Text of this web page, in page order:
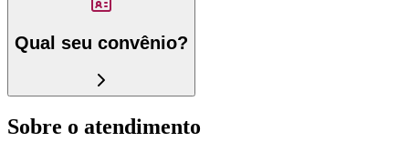
Qual seu convênio?
Sobre o atendimento